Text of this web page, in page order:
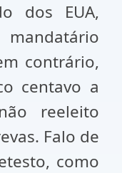
dos EUA,
contrário,
centavo a
reeleito
Falo de
como